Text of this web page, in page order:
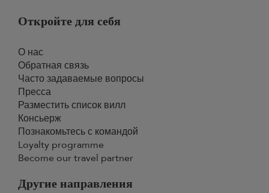
Откройте для себя
О нас
Обратная связь
Часто задаваемые вопросы
Пресса
Разместить список вилл
Консьерж
Познакомьтесь с командой
Loyalty programme
Become our travel partner
Другие направления